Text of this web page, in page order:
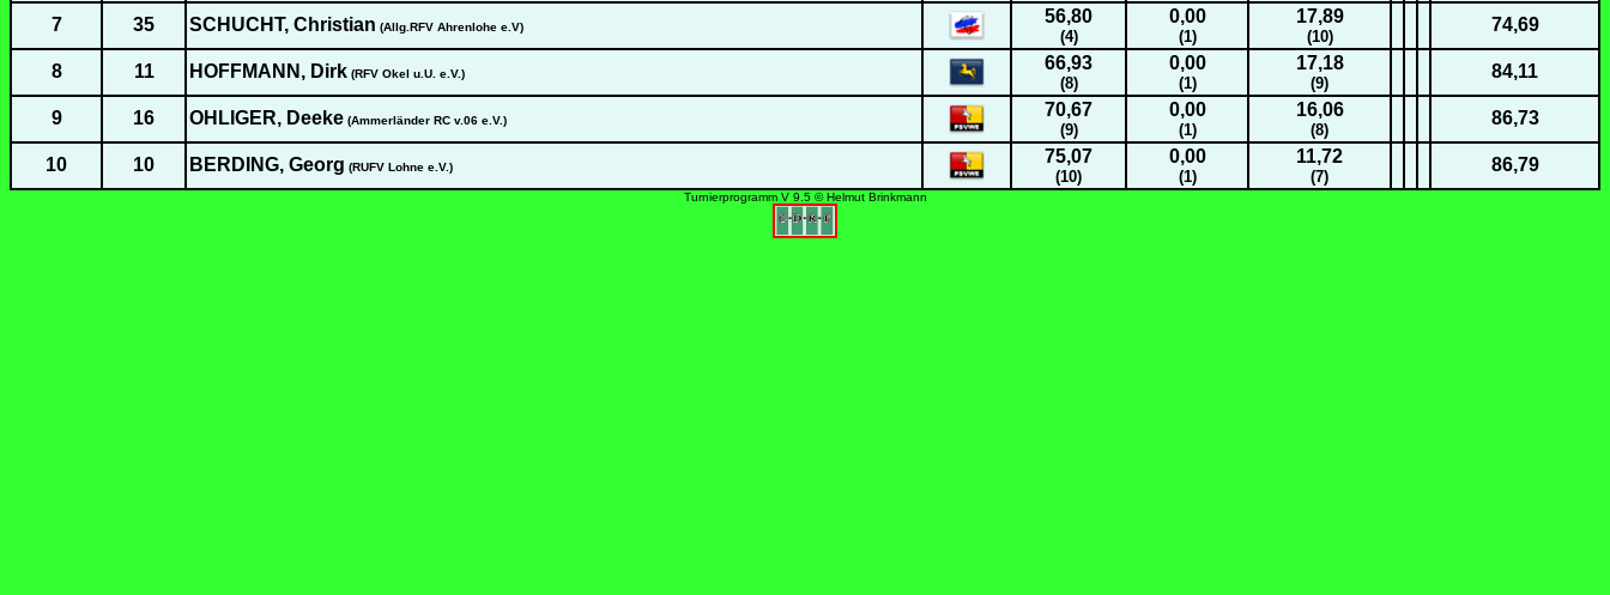
7 35 SCHUCHT, Christian (Allg.RFV Ahrenlohe e.V)
56,80
(4)
0,00
(1)
17,89
(10)
74,69
8 11 HOFFMANN, Dirk (RFV Okel u.U. e.V.)
66,93
(8)
0,00
(1)
17,18
(9)
84,11
9 16 OHLIGER, Deeke (Ammerländer RC v.06 e.V.)
70,67
(9)
0,00
(1)
16,06
(8)
86,73
10 10 BERDING, Georg (RUFV Lohne e.V.)
75,07
(10)
0,00
(1)
11,72
(7)
86,79
Turnierprogramm V 9.5 © Helmut Brinkmann